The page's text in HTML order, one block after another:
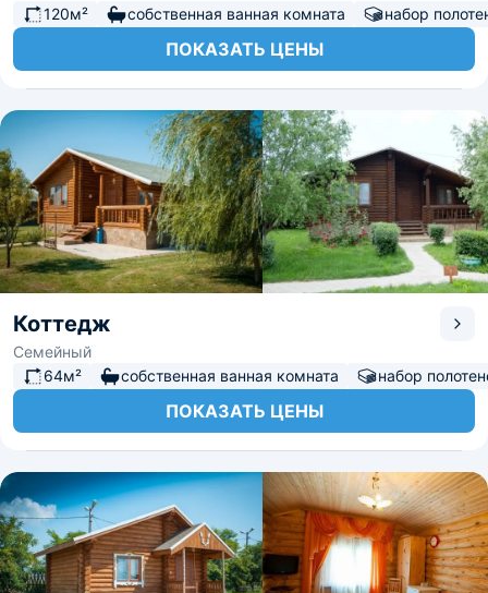
120м²
собственная ванная комната набор
ПОКАЗАТЬ ЦЕНЫ
Коттедж
Семейный
64м²
собственная ванная комната набор
ПОКАЗАТЬ ЦЕНЫ